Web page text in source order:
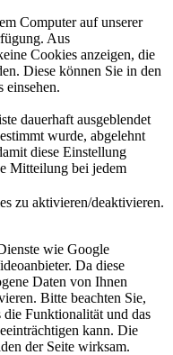
Computer auf unserer
Aus
Cookies anzeigen, die
Diese können Sie in den
einsehen.
dauerhaft ausgeblendet
wurde, abgelehnt
diese Einstellung
Mitteilung bei jedem
zu aktivieren/deaktivieren.
wie Google
Da diese
Daten von Ihnen
Bitte beachten Sie,
Funktionalität und das
kann. Die
der Seite wirksam.